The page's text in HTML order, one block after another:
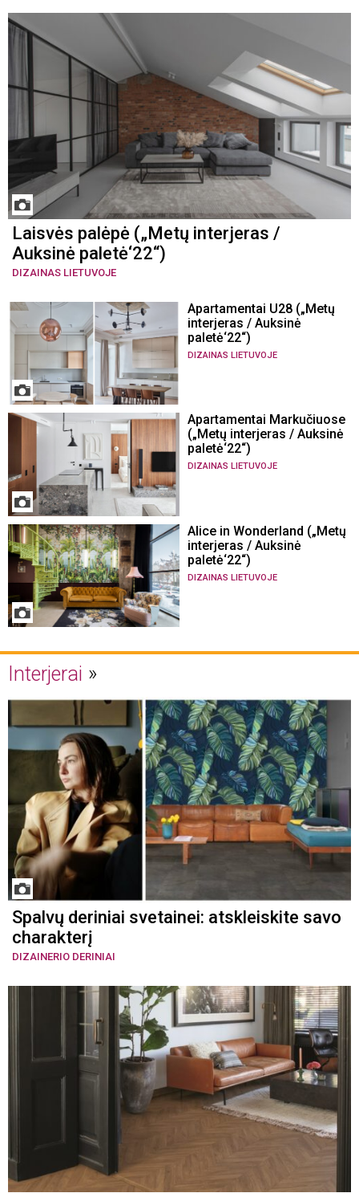
Laisvės palėpė („Metų interjeras /
Auksinė paletė‘22“)
DIZAINAS LIETUVOJE
Apartamentai U28 („Metų
interjeras / Auksinė
paletė‘22“)
DIZAINAS LIETUVOJE
Apartamentai Markučiuose
(„Metų interjeras / Auksinė
paletė‘22“)
DIZAINAS LIETUVOJE
Alice in Wonderland („Metų
interjeras / Auksinė
paletė‘22“)
DIZAINAS LIETUVOJE
Interjerai
Spalvų deriniai svetainei: atskleiskite savo
charakterį
DIZAINERIO DERINIAI